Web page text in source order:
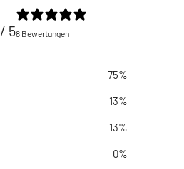
/ 58 Bewertungen
75%
13%
13%
0%